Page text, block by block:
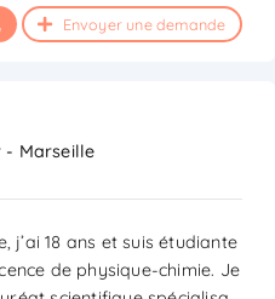
Envoyer une demande
- Marseille
j’ai 18 ans et suis étudiante
de physique-chimie. Je